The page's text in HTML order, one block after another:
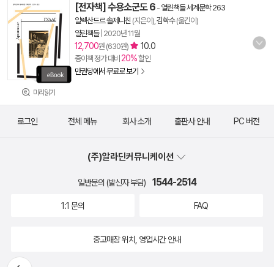
미리읽기
[전자책] 수용소군도 6 - 열린책들 세계문학 263
알렉산드르 솔제니친 (지은이), 김학수(옮긴이)
열린책들| 2020년 11월
12,700원 (630원) 10.0
종이책 정가 대비 20%할인
만권당에서 무료로 보기
뒤로가
로그인 전체 메뉴 회사 소개 출판사 안내 PC 버전
(주)알라딘커뮤니케이션
일반문의 (발신자 부담) 1544-2514
1:1 문의 FAQ
중고매장 위치, 영업시간 안내